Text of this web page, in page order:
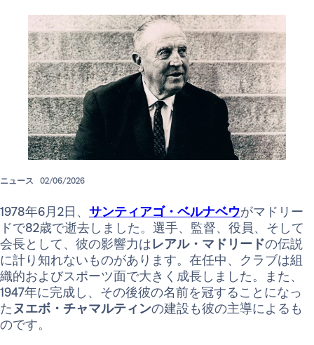
ニュース 02/06/2026
1978年6月2日、 サンティアゴ・ベルナベウがマドリー
ドで82歳で逝去しました。選手、監督、役員、そして
会長として、彼の影響力はレアル・マドリードの伝説
に計り知れないものがあります。在任中、クラブは組
織的およびスポーツ面で大きく成長しました。また、
1947年に完成し、その後彼の名前を冠することになっ
た ヌエボ・チャマルティンの建設も彼の主導によるも
のです。